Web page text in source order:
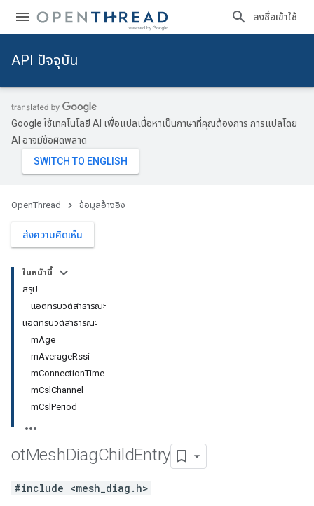
ลงชื่อเข้าใช้
API ปัจจุบัน
Google ใช้เทคโนโลยี AI เพื่อแปลเนื้อหาเป็นภาษาที่คุณต้องการ การแปลโดย
AI อาจมีข้อผิดพลาด
OpenThread ข้อมูลอ้างอิง
ส่งความคิดเห็น
ในหน้านี้
สรุป
แอตทริบิวต์สาธารณะ
แอตทริบิวต์สาธารณะ
mAge
mAverageRssi
mConnectionTime
mCslChannel
mCslPeriod
otMeshDiagChildEntry
#include <mesh_diag.h>